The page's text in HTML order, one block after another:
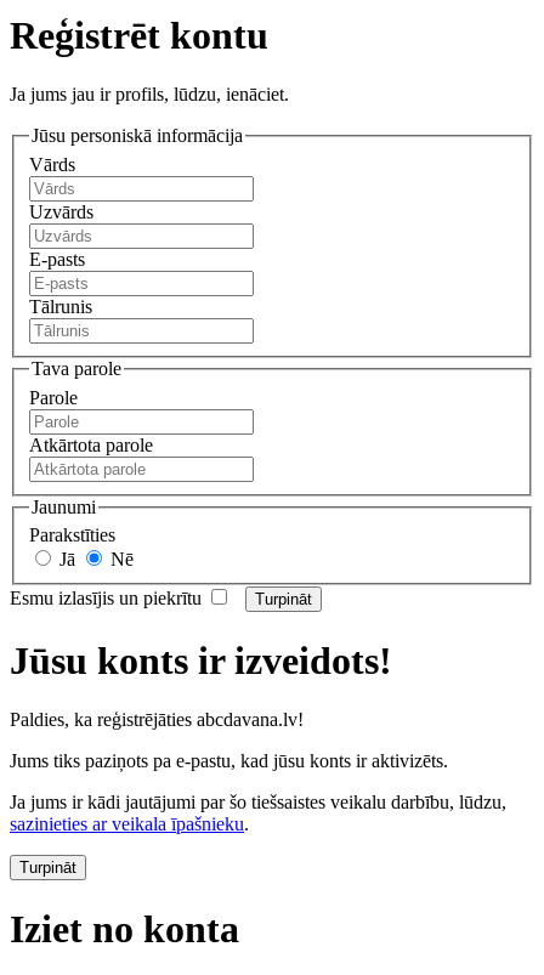
Reģistrēt kontu
Ja jums jau ir profils, lūdzu, ienāciet.
Jūsu personiskā informācija
Vārds
Uzvārds
E-pasts
Tālrunis
Tava parole
Parole
Atkārtota parole
Jaunumi
Parakstīties
Jā
Nē
Esmu izlasījis un piekrītu
Jūsu konts ir izveidots!
Paldies, ka reģistrējāties abcdavana.lv!
Jums tiks paziņots pa e-pastu, kad jūsu konts ir aktivizēts.
Ja jums ir kādi jautājumi par šo tiešsaistes veikalu darbību, lūdzu,
sazinieties ar veikala īpašnieku.
Turpināt
Iziet no konta